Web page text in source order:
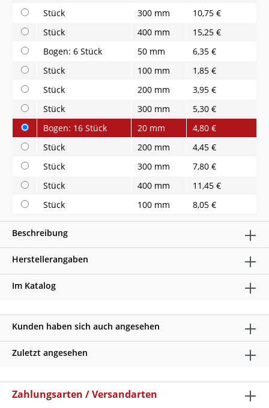
Stück
300 mm
10,75 €
Stück
400 mm
15,25 €
Bogen: 6 Stück
50 mm
6,35 €
Stück
100 mm
1,85 €
Stück
200 mm
3,95 €
Stück
300 mm
5,30 €
Bogen: 16 Stück
20 mm
4,80 €
Stück
200 mm
4,45 €
Stück
300 mm
7,80 €
Stück
400 mm
11,45 €
Stück
100 mm 8,05 €
Beschreibung
Herstellerangaben
Im Katalog
Kunden haben sich auch angesehen
Zuletzt angesehen
Zahlungsarten / Versandarten